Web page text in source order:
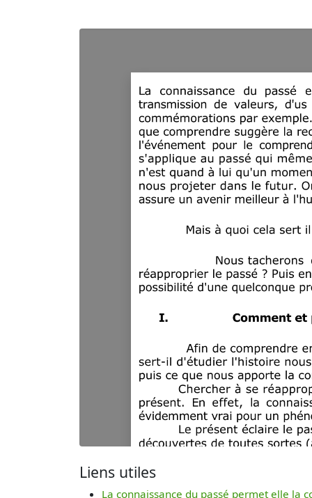
Liens utiles
La connaissance du passé permet elle la